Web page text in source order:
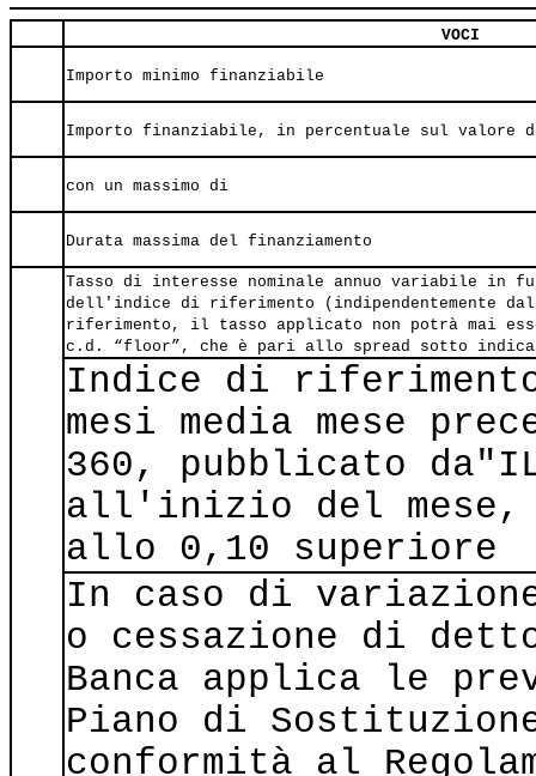
VOCI
Importo minimo finanziabile
Importo finanziabile, in percentuale sul valore
con un massimo di
Durata massima del finanziamento
Tasso di interesse nominale annuo variabile in
dell'indice di riferimento (indipendentemente
riferimento, il tasso applicato non potrà mai
c.d. “floor”, che è pari allo spread sotto
Indice di riferimento:
mesi media mese
360, pubblicato da"IL
all'inizio del mese,
allo 0,10 superiore
In caso di
o cessazione di
Banca applica le
Piano di
conformità al